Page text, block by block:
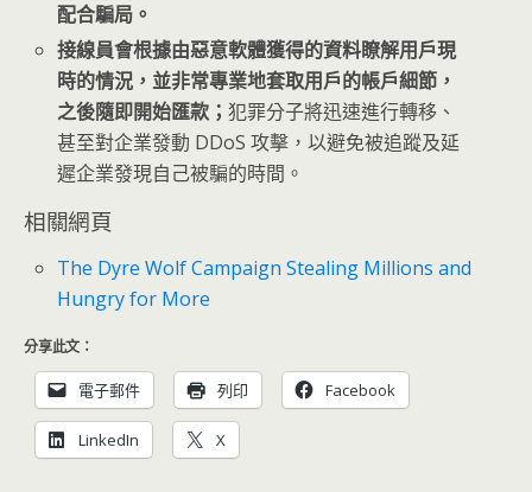
配合騙局。
接線員會根據由惡意軟體獲得的資料瞭解用戶現
時的情況，並非常專業地套取用戶的帳戶細節，
之後隨即開始匯款；犯罪分子將迅速進行轉移、
甚至對企業發動 DDoS 攻擊，以避免被追蹤及延
遲企業發現自己被騙的時間。
相關網頁
The Dyre Wolf Campaign Stealing Millions and
Hungry for More
分享此文：
電子郵件 列印 Facebook
LinkedIn X